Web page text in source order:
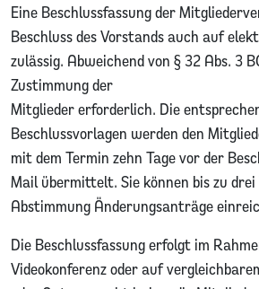
Eine Beschlussfassung der
Beschluss des Vorstands auch auf
zulässig. Abweichend von § 32 Abs. 3
Zustimmung der
Mitglieder erforderlich. Die
Beschlussvorlagen werden den
mit dem Termin zehn Tage vor der
Mail übermittelt. Sie können bis zu drei
Abstimmung Änderungsanträge
Die Beschlussfassung erfolgt im
Videokonferenz oder auf